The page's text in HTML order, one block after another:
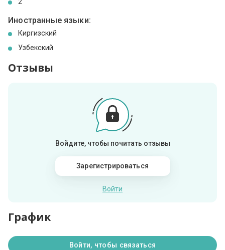
Иностранные языки:
Киргизский
Узбекский
Отзывы
Войдите, чтобы почитать отзывы
Зарегистрироваться
Войти
График
Войти, чтобы связаться